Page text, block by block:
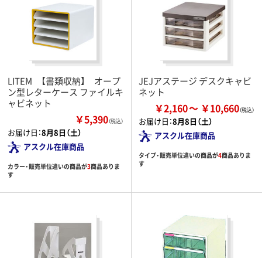
LITEM 【書類収納】 オープ
ン型レターケース ファイルキ
ャビネット
￥5,390（税込）
お届け日：8月8日（土）
アスクル在庫商品
カラー・販売単位違いの商品が3商品ありま
す
JEJアステージ デスクキャビ
ネット
￥2,160 ￥10,660
お届け日：8月8日（土）
アスクル在庫商品
タイプ・販売単位違いの商品が4商品ありま
す